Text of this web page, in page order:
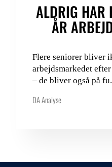
ALDRIG HAR
ÅR
Flere seniorer bliver
arbejdsmarkedet
– de bliver også på
DA Analyse